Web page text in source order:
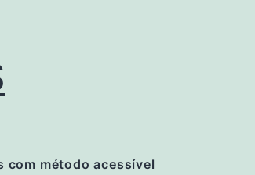
com método acessível